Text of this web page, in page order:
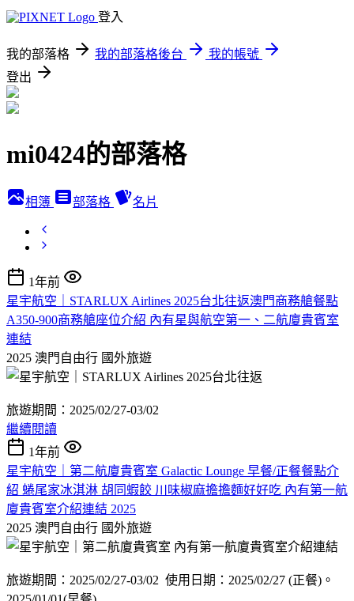
登入
我的部落格 我的部落格後台
我的帳號
登出
mi0424的部落格
相簿 部落格 名片
1年前
星宇航空｜STARLUX Airlines 2025台北往返澳門商務艙餐點
A350-900商務艙座位介紹 內有星與航空第一、二航廈貴賓室
連結
2025 澳門自由行 國外旅遊
旅遊期間：2025/02/27-03/02
繼續閱讀
1年前
星宇航空｜第二航廈貴賓室 Galactic Lounge 早餐/正餐餐點介
紹 蜷尾家冰淇淋 胡同蝦餃 川味椒麻擔擔麵好好吃 內有第一航
廈貴賓室介紹連結 2025
2025 澳門自由行 國外旅遊
旅遊期間：2025/02/27-03/02 使用日期：2025/02/27 (正餐)。